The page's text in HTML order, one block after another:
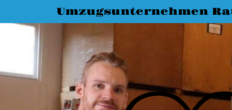
Umzugsunternehmen